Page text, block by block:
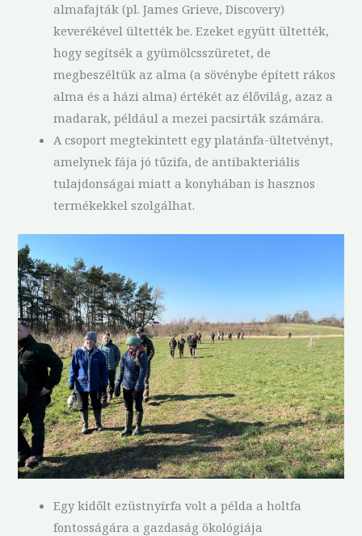
almafajták (pl. James Grieve, Discovery)
keverékével ültették be. Ezeket együtt ültették,
hogy segítsék a gyümölcsszüretet, de
megbeszéltük az alma (a sövénybe épített rákos
alma és a házi alma) értékét az élővilág, azaz a
madarak, például a mezei pacsirták számára.
A csoport megtekintett egy platánfa-ültetvényt,
amelynek fája jó tűzifa, de antibakteriális
tulajdonságai miatt a konyhában is hasznos
termékekkel szolgálhat.
Egy kidőlt ezüstnyírfa volt a példa a holtfa
fontosságára a gazdaság ökológiája